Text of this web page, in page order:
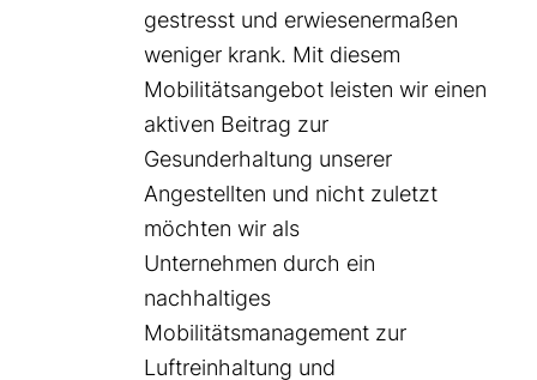
gestresst und erwiesenermaßen
weniger krank. Mit diesem
Mobilitätsangebot leisten wir einen
aktiven Beitrag zur
Gesunderhaltung unserer
Angestellten und nicht zuletzt
möchten wir als
Unternehmen durch ein
nachhaltiges
Mobilitätsmanagement zur
Luftreinhaltung und